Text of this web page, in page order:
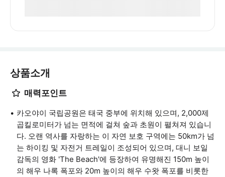
상품소개
매력포인트
카오야이 국립공원은 태국 중부에 위치해 있으며, 2,000제
곱킬로미터가 넘는 면적에 걸쳐 숲과 초원이 펼쳐져 있습니
다. 오랜 역사를 자랑하는 이 자연 보호 구역에는 50km가 넘
는 하이킹 및 자전거 트레일이 조성되어 있으며, 대니 보일
감독의 영화 'The Beach'에 등장하여 유명해진 150m 높이
의 해우 나록 폭포와 20m 높이의 해우 수왓 폭포를 비롯한